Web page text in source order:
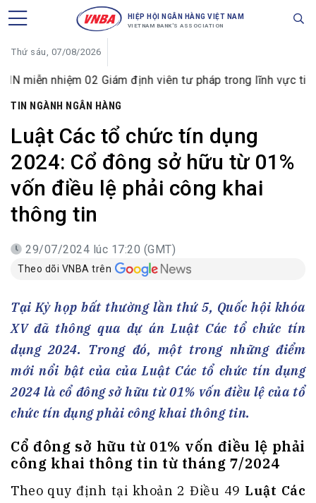
HIỆP HỘI NGÂN HÀNG VIỆT NAM
VIETNAM BANK'S ASSOCIATION
Thứ sáu, 07/08/2026
02 Giám định viên tư pháp trong lĩnh vực tiền tệ và
TIN NGÀNH NGÂN HÀNG
Luật Các tổ chức tín dụng
2024: Cổ đông sở hữu từ 01%
vốn điều lệ phải công khai
thông tin
29/07/2024 lúc 17:20 (GMT)
Theo dõi VNBA trên
Tại Kỳ họp bất thường lần thứ 5, Quốc hội khóa
XV đã thông qua dự án Luật Các tổ chức tín
dụng 2024. Trong đó, một trong những điểm
mới nổi bật của của Luật Các tổ chức tín dụng
2024 là cổ đông sở hữu từ 01% vốn điều lệ của tổ
chức tín dụng phải công khai thông tin.
Cổ đông sở hữu từ 01% vốn điều lệ phải
công khai thông tin từ tháng 7/2024
Theo quy định tại khoản 2 Điều 49 Luật Các